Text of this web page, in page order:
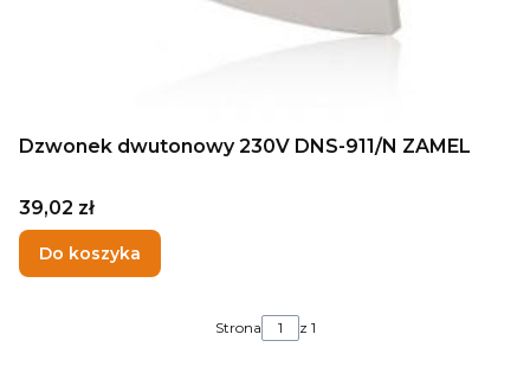
Dzwonek dwutonowy 230V DNS-911/N ZAMEL
Cena
39,02 zł
Do koszyka
Strona z 1